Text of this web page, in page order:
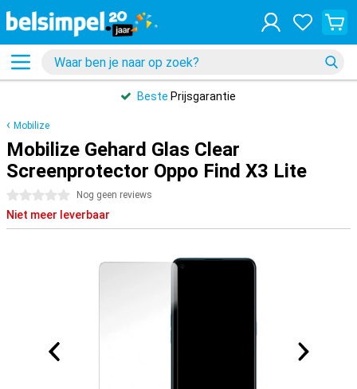
Beste Prijsgarantie
Mobilize
Mobilize Gehard Glas Clear
Screenprotector Oppo Find X3 Lite
0 sterren Nog geen reviews
Niet meer leverbaar